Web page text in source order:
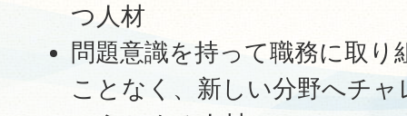
つ人材
問題意識を持って職務に取り
ことなく、新しい分野へチ